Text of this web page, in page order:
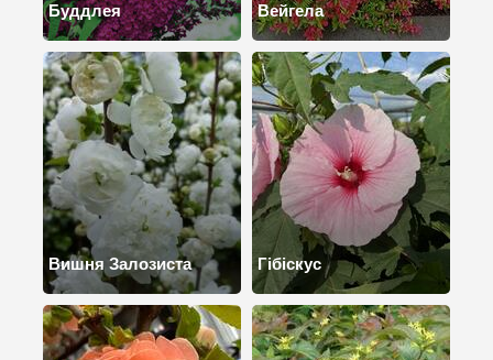
Буддлея Вейгела
Вишня Залозиста Гібіскус